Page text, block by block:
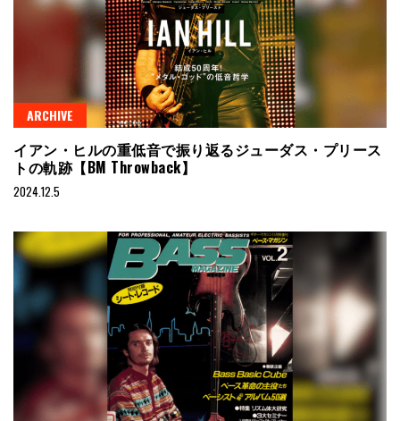
ARCHIVE
イアン・ヒルの重低音で振り返るジューダス・プリース
トの軌跡【BM Throwback】
2024.12.5